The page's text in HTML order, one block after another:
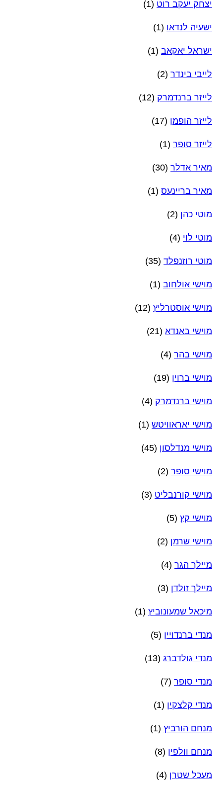
יצחק יעקב רוט (1)
ישעיה לנדאו (1)
ישראל יאקאב (1)
לייבי בינדר (2)
לייזר ברנדמרק (12)
לייזר הופמן (17)
לייזר סופר (1)
מאיר אדלר (30)
מאיר בריינעס (1)
מוטי כהן (2)
מוטי לוי (4)
מוטי רוזנפלד (35)
מוישי אולחוב (1)
מוישי אוסטרליץ (12)
מוישי באנדא (21)
מוישי בהר (4)
מוישי ברוין (19)
מוישי ברנדמרק (4)
מוישי יאראוויטש (1)
מוישי מנדלסון (45)
מוישי סופר (2)
מוישי קורנבליט (3)
מוישי קץ (5)
מוישי שרמן (2)
מיילך הגר (4)
מיילך זולדן (3)
מיכאל שמעונוביץ (1)
מנדי ברנדויין (5)
מנדי גולדברג (13)
מנדי סופר (7)
מנדי קלצקין (1)
מנחם הורביץ (1)
מנחם וולפין (8)
מעכל שטרן (4)